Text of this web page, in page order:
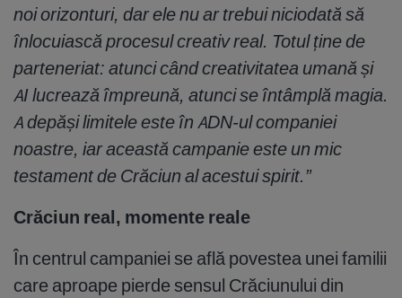
noi orizonturi, dar ele nu ar trebui niciodată să
înlocuiască procesul creativ real. Totul ține de
parteneriat: atunci când creativitatea umană și
AI lucrează împreună, atunci se întâmplă magia.
A depăși limitele este în ADN-ul companiei
noastre, iar această campanie este un mic
testament de Crăciun al acestui spirit.”
Crăciun real, momente reale
În centrul campaniei se află povestea unei familii
care aproape pierde sensul Crăciunului din